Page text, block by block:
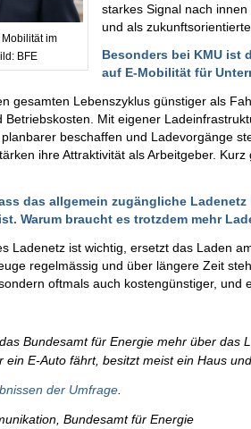
im
BFE
starkes Signal nach
und als
Besonders bei KMU ist
auf E-Mobilität für
gesamten Lebenszyklus günstiger als
Betriebskosten. Mit eigener
beschaffen und Ladevorgänge
ihre Attraktivität als Arbeitgeber.
das allgemein zugängliche
Warum braucht es trotzdem mehr
Ladenetz ist wichtig, ersetzt das Laden
regelmässig und über längere Zeit
oftmals auch kostengünstiger, und
Bundesamt für Energie mehr über das
ein E-Auto fährt, besitzt meist ein Haus
der Umfrage
Bundesamt für Energie